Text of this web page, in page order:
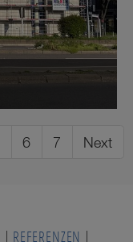
6 7 Next
| REFERENZEN |